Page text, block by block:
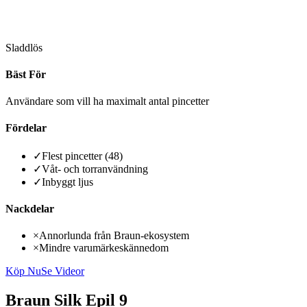
Sladdlös
Bäst För
Användare som vill ha maximalt antal pincetter
Fördelar
✓Flest pincetter (48)
✓Våt- och torranvändning
✓Inbyggt ljus
Nackdelar
×Annorlunda från Braun-ekosystem
×Mindre varumärkeskännedom
Köp NuSe Videor
Braun Silk Epil 9